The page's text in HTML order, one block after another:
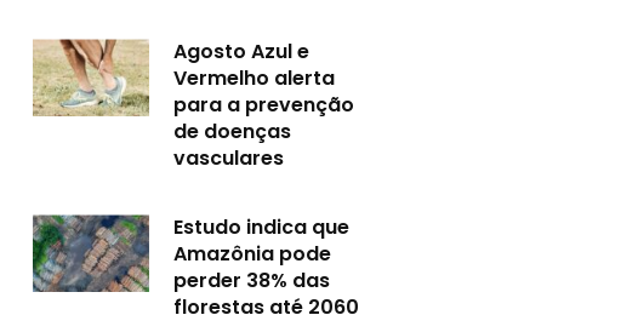
Agosto Azul e
Vermelho alerta
para a prevenção
de doenças
vasculares
Estudo indica que
Amazônia pode
perder 38% das
florestas até 2060